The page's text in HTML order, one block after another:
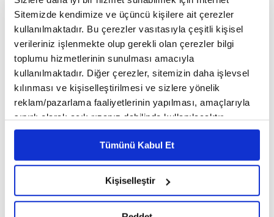
Sitemizde kendimize ve üçüncü kişilere ait çerezler
kullanılmaktadır. Bu çerezler vasıtasıyla çeşitli kişisel
verileriniz işlenmekte olup gerekli olan çerezler bilgi
toplumu hizmetlerinin sunulması amacıyla
kullanılmaktadır. Diğer çerezler, sitemizin daha işlevsel
kılınması ve kişiselleştirilmesi ve sizlere yönelik
reklam/pazarlama faaliyetlerinin yapılması, amaçlarıyla
sınırlı olarak açık rızanız dahilinde kullanılacaktır.
Çerezlere ilişkin tercihlerinizi çerez paneli vasıtasıyla
belirleyebilirsiniz. Çerezlere ilişkin detaylı bilgi için
Ayarlar butonuna tıklayabilir,Çerez Bilgilendirme
Metnimizi ziyaret edebilirsiniz.
hazırlanmış olan İnternet Sitesi Aydınlatma Metnimizi
Tümünü Kabul Et
Kişiselleştir
çalışmayı yürütüyoruz. 100'e yakın da mobilite
alanında şirket çalışmalarını yürütmekte."
Serdar İbrahimcioğlu, 300'ün üzerinde firmaya ev
sahipliği yapan Bilişim Vadisi'nin İzmir ve
İstanbul'daki kampüslerinde de çalışmalarını
yürüttüğünü dile getirerek, "Her bir kampüs, bu
noktada kendi dikeyinde çalışmalarını yapıyor.
Bağlantı teknolojileri, tasarım merkezi, oyun
kümelenmesi, siber güvenlik ve akıllı şehirler